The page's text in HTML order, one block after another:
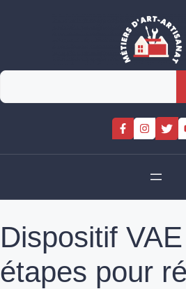
Rechercher
Dispositif
étapes pour